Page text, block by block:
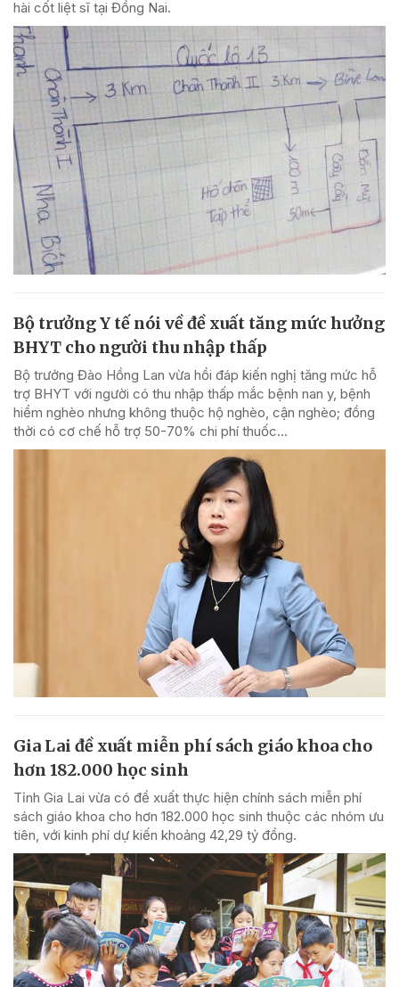
hài cốt liệt sĩ tại Đồng Nai.
Bộ trưởng Y tế nói về đề xuất tăng mức hưởng
BHYT cho người thu nhập thấp
Bộ trưởng Đào Hồng Lan vừa hồi đáp kiến nghị tăng mức hỗ
trợ BHYT với người có thu nhập thấp mắc bệnh nan y, bệnh
hiểm nghèo nhưng không thuộc hộ nghèo, cận nghèo; đồng
thời có cơ chế hỗ trợ 50-70% chi phí thuốc...
Gia Lai đề xuất miễn phí sách giáo khoa cho
hơn 182.000 học sinh
Tỉnh Gia Lai vừa có đề xuất thực hiện chính sách miễn phí
sách giáo khoa cho hơn 182.000 học sinh thuộc các nhóm ưu
tiên, với kinh phí dự kiến khoảng 42,29 tỷ đồng.